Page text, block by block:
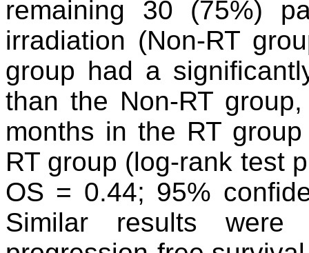
remaining 30 (75%)
irradiation (Non-RT
group had a
than the Non-RT
months in the RT
RT group (log-rank test
OS = 0.44; 95%
Similar results